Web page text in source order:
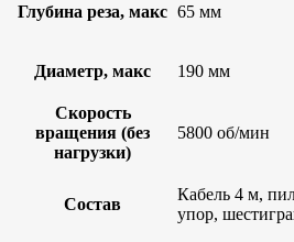
Глубина реза, макс 65 мм
Диаметр, макс 190 мм
Скорость
вращения (без
нагрузки)
5800 об/мин
Состав
Кабель 4 м,
упор,